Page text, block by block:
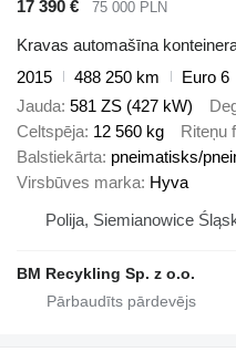
17 390 €
75 000 PLN
Kravas automašīna
2015
488 250 km
Euro 6
Jauda 581 ZS (427 kW)
Celtspēja 12 560 kg Riteņu
Balstiekārta pneimatisks/
Virsbūves marka Hyva
Polija, Siemianowice
BM Recykling Sp. z o.o.